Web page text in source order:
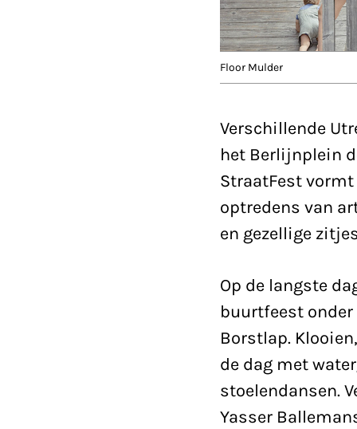
Floor Mulder
Verschillende
het Berlijnplein
StraatFest
optredens van
en gezellige
Op de langste
buurtfeest
Borstlap.
de dag met
stoelendansen.
Yasser